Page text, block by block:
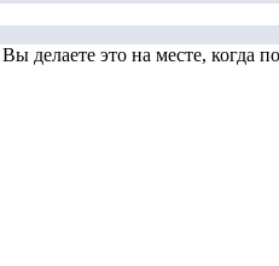
делаете это на месте, когда